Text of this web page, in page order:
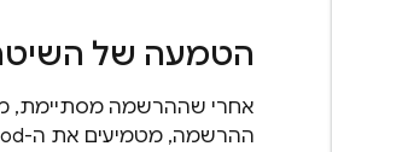
הטמעה של
ההרשמה, מטמיעים את ה-method‏